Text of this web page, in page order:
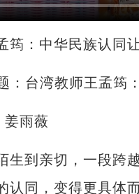
：中华民族认同
台湾教师王孟筠
雨薇
到亲切，一段跨
认同，变得更具体